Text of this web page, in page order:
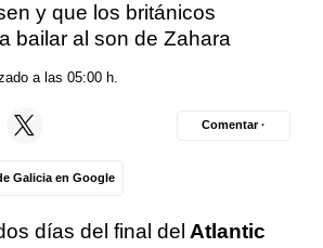
y que los británicos
bailar al son de Zahara
a las 05:00 h.
Galicia en Google
Comentar ·
días del final del Atlantic